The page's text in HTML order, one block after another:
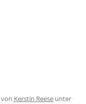
von Kerstin Reese unter